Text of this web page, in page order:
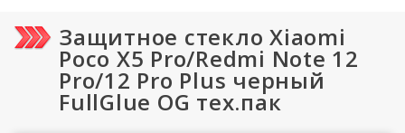
Защитное стекло Xiaomi
Poco X5 Pro/Redmi Note 12
Pro/12 Pro Plus черный
FullGlue OG тех.пак